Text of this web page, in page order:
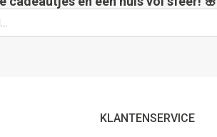
KLANTENSERVICE